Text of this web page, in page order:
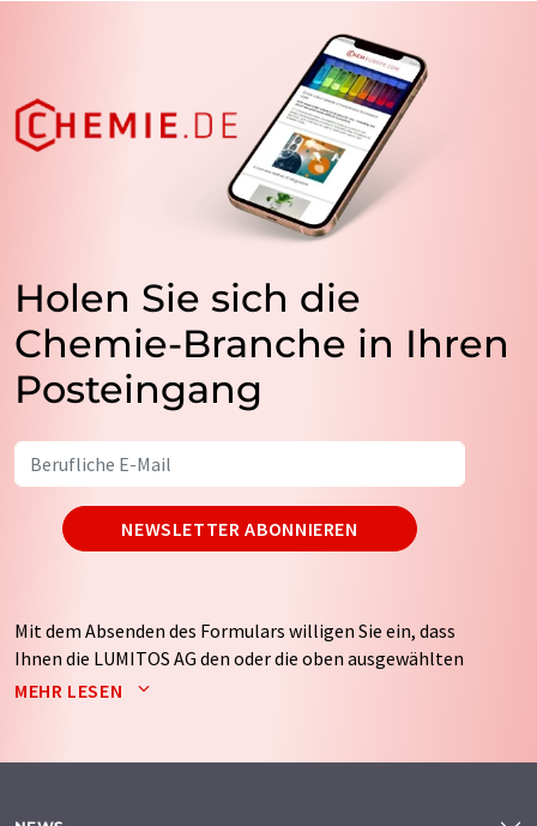
Holen Sie sich die
Chemie-Branche in Ihren
Posteingang
NEWSLETTER ABONNIEREN
Mit dem Absenden des Formulars willigen Sie ein, dass
Ihnen die LUMITOS AG den oder die oben ausgewählten
Newsletter per E-Mail zusendet. Ihre Daten werden
auf Basis unsererDatenschutzerklärung. LUMITOS darf
MEHR LESEN